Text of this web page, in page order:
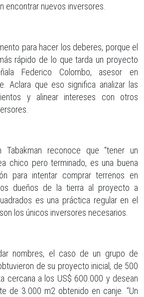
encontrar nuevos inversores.
para hacer los deberes, porque el
rápido de lo que tarda un proyecto
Federico Colombo, asesor en
Aclara que eso significa analizar las
y alinear intereses con otros
Tabakman reconoce que “tener un
chico pero terminado, es una buena
para intentar comprar terrenos en
dueños de la tierra al proyecto a
es una práctica regular en el
los únicos inversores necesarios.
nombres, el caso de un grupo de
de su proyecto inicial, de 500
cercana a los US$ 600.000 y desean
de 3.000 m2 obtenido en canje. “Un